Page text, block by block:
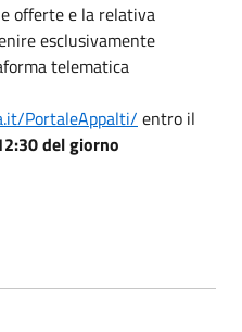
offerte e la relativa
esclusivamente
telematica
PortaleAppalti/ entro il
del giorno